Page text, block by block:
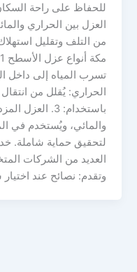
للحفاظ على راحة
العزل بين الحراري
من التلف وتقليل
الحراري: يُقلل من
باستخدام: 3.
والمائي، ويُستخدم في
لتحقيق حماية شاملة.
العديد من الشركات
وتقدم: نصائح عند